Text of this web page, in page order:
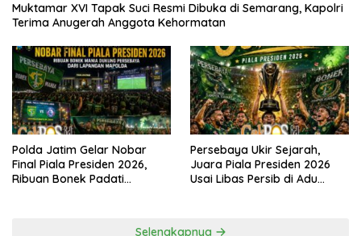
Muktamar XVI Tapak Suci Resmi Dibuka di Semarang, Kapolri
Terima Anugerah Anggota Kehormatan
Polda Jatim Gelar Nobar
Final Piala Presiden 2026,
Ribuan Bonek Padati
Persebaya Ukir Sejarah,
Juara Piala Presiden 2026
Usai Libas Persib di Adu
Selengkapnya